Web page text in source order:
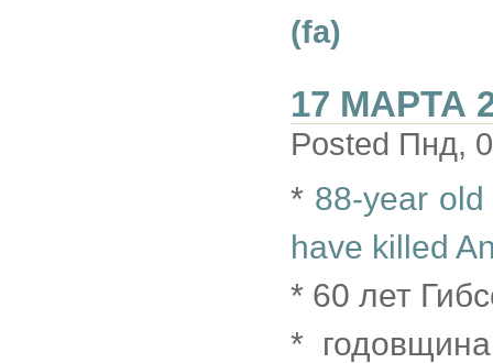
(fa)
17 МАРТА
Posted Пнд,
* 88-year
have killed
* 60 лет
*